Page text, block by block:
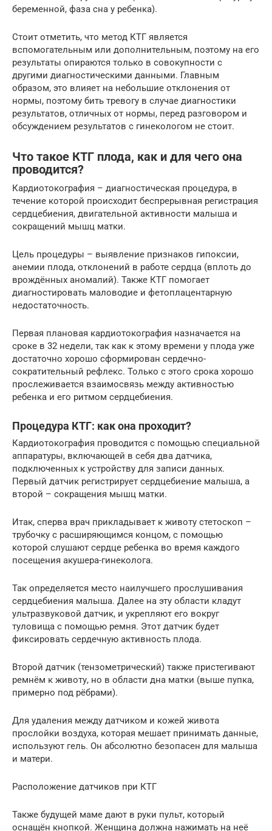
беременной, фаза сна у ребенка).
Стоит отметить, что метод КТГ является
вспомогательным или дополнительным, поэтому на его
результаты опираются только в совокупности с
другими диагностическими данными. Главным
образом, это влияет на небольшие отклонения от
нормы, поэтому бить тревогу в случае диагностики
результатов, отличных от нормы, перед разговором и
обсуждением результатов с гинекологом не стоит.
Что такое КТГ плода, как и для чего она
проводится?
Кардиотокография – диагностическая процедура, в
течение которой происходит беспрерывная регистрация
сердцебиения, двигательной активности малыша и
сокращений мышц матки.
Цель процедуры – выявление признаков гипоксии,
анемии плода, отклонений в работе сердца (вплоть до
врождённых аномалий). Также КТГ помогает
диагностировать маловодие и фетоплацентарную
недостаточность.
Первая плановая кардиотокография назначается на
сроке в 32 недели, так как к этому времени у плода уже
достаточно хорошо сформирован сердечно-
сократительный рефлекс. Только с этого срока хорошо
прослеживается взаимосвязь между активностью
ребенка и его ритмом сердцебиения.
Процедура КТГ: как она проходит?
Кардиотокография проводится с помощью специальной
аппаратуры, включающей в себя два датчика,
подключенных к устройству для записи данных.
Первый датчик регистрирует сердцебиение малыша, а
второй – сокращения мышц матки.
Итак, сперва врач прикладывает к животу стетоскоп –
трубочку с расширяющимся концом, с помощью
которой слушают сердце ребенка во время каждого
посещения акушера-гинеколога.
Так определяется место наилучшего прослушивания
сердцебиения малыша. Далее на эту области кладут
ультразвуковой датчик, и укрепляют его вокруг
туловища с помощью ремня. Этот датчик будет
фиксировать сердечную активность плода.
Второй датчик (тензометрический) также пристегивают
ремнём к животу, но в области дна матки (выше пупка,
примерно под рёбрами).
Для удаления между датчиком и кожей живота
прослойки воздуха, которая мешает принимать данные,
используют гель. Он абсолютно безопасен для малыша
и матери.
Расположение датчиков при КТГ
Также будущей маме дают в руки пульт, который
оснащён кнопкой. Женщина должна нажимать на неё